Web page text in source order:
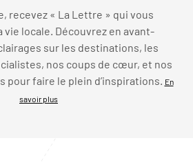
recevez « La Lettre » qui vous
vie locale. Découvrez en avant-
sur les destinations, les
nos coups de cœur, et nos
pour faire le plein d’inspirations.
En
savoir plus